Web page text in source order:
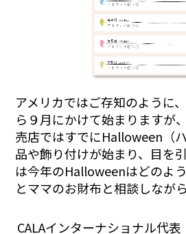
アメリカではご存知のように
ら９月にかけて始まりますが
売店ではすでにHalloween（
品や飾り付けが始まり、目を
は今年のHalloweenはどのよ
とママのお財布と相談しなが
CALAインターナショナル代